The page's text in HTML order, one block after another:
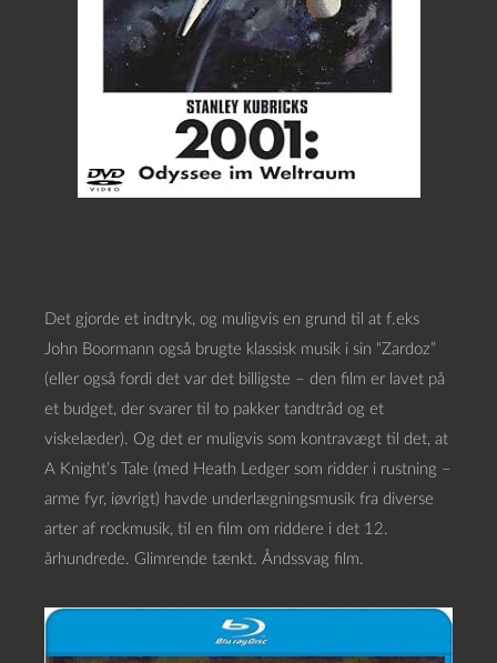
Det gjorde et indtryk, og muligvis en grund til at f.eks
John Boormann også brugte klassisk musik i sin “Zardoz”
(eller også fordi det var det billigste – den film er lavet på
et budget, der svarer til to pakker tandtråd og et
viskelæder). Og det er muligvis som kontravægt til det, at
A Knight’s Tale (med Heath Ledger som ridder i rustning –
arme fyr, iøvrigt) havde underlægningsmusik fra diverse
arter af rockmusik, til en film om riddere i det 12.
århundrede. Glimrende tænkt. Åndssvag film.